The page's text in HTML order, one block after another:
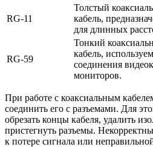
RG-11
Толстый
кабель,
для длинных
RG-59
Тонкий
кабель,
соединения
мониторов.
При работе с коаксиальным
соединить его с разъемами. Для
обрезать концы кабеля, удалить
пристегнуть разъемы.
к потере сигнала или